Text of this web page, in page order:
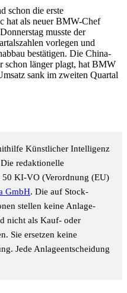
schon die erste
hat als neuer BMW-Chef
musste der
vorlegen und
bestätigen. Die China-
schon länger plagt, hat BMW
sank im zweiten Quartal
Künstlicher Intelligenz
redaktionelle
50 KI-VO (Verordnung (EU)
GmbH. Die auf Stock-
stellen keine Anlage-
nicht als Kauf- oder
Sie ersetzen keine
Jede Anlageentscheidung